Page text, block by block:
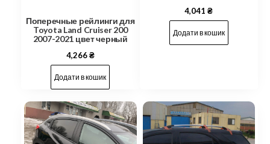
Поперечные рейлинги для
Toyota Land Cruiser 200
2007-2021 цвет черный
4,266₴
Додати в кошик
4,041₴
Додати в кошик